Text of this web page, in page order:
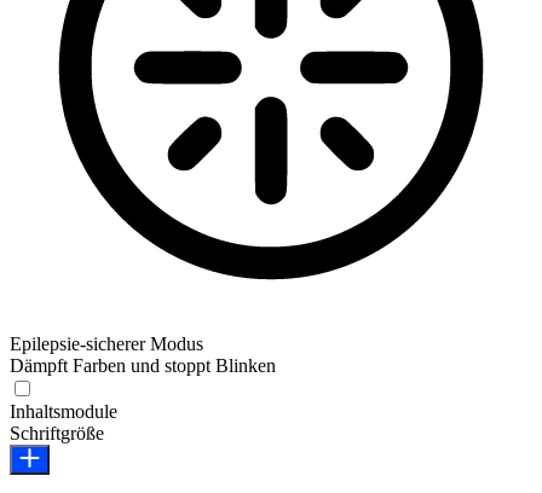
Epilepsie-sicherer Modus
Dämpft Farben und stoppt Blinken
Inhaltsmodule
Schriftgröße